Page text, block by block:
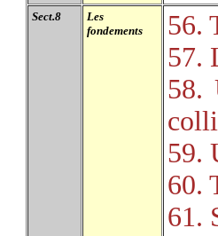
Sect.8
Les
fondements
56.
57.
58.
59.
60.
61.